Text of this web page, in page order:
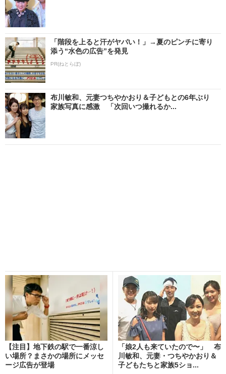
「階段を上ると汗がヤバい！」→夏のピンチに寄り
添う“水色の広告”を発見
PR(ねとらぼ)
布川敏和、元妻つちやかおり＆子どもとの6年ぶり
家族写真に感激 「次回いつ撮れるか...
【注目】地下鉄の駅で一番涼し
い場所？まさかの場所にメッセ
ージ広告が登場
「娘2人も来ていたので〜」 布
川敏和、元妻・つちやかおり＆
子どもたちと家族5ショ...